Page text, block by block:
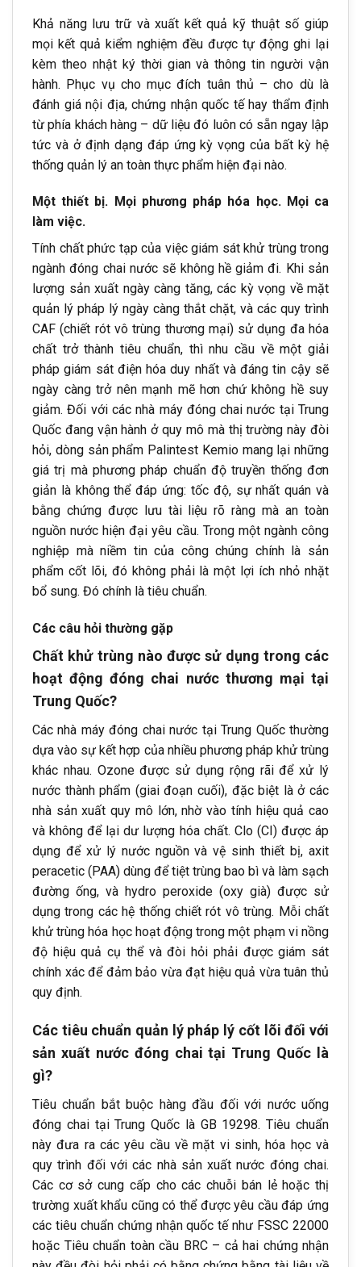
Khả năng lưu trữ và xuất kết quả kỹ thuật số giúp
mọi kết quả kiểm nghiệm đều được tự động ghi lại
kèm theo nhật ký thời gian và thông tin người vận
hành. Phục vụ cho mục đích tuân thủ – cho dù là
đánh giá nội địa, chứng nhận quốc tế hay thẩm định
từ phía khách hàng – dữ liệu đó luôn có sẵn ngay lập
tức và ở định dạng đáp ứng kỳ vọng của bất kỳ hệ
thống quản lý an toàn thực phẩm hiện đại nào.
Một thiết bị. Mọi phương pháp hóa học. Mọi ca
làm việc.
Tính chất phức tạp của việc giám sát khử trùng trong
ngành đóng chai nước sẽ không hề giảm đi. Khi sản
lượng sản xuất ngày càng tăng, các kỳ vọng về mặt
quản lý pháp lý ngày càng thắt chặt, và các quy trình
CAF (chiết rót vô trùng thương mại) sử dụng đa hóa
chất trở thành tiêu chuẩn, thì nhu cầu về một giải
pháp giám sát điện hóa duy nhất và đáng tin cậy sẽ
ngày càng trở nên mạnh mẽ hơn chứ không hề suy
giảm. Đối với các nhà máy đóng chai nước tại Trung
Quốc đang vận hành ở quy mô mà thị trường này đòi
hỏi, dòng sản phẩm Palintest Kemio mang lại những
giá trị mà phương pháp chuẩn độ truyền thống đơn
giản là không thể đáp ứng: tốc độ, sự nhất quán và
bằng chứng được lưu tài liệu rõ ràng mà an toàn
nguồn nước hiện đại yêu cầu. Trong một ngành công
nghiệp mà niềm tin của công chúng chính là sản
phẩm cốt lõi, đó không phải là một lợi ích nhỏ nhặt
bổ sung. Đó chính là tiêu chuẩn.
Các câu hỏi thường gặp
Chất khử trùng nào được sử dụng trong các
hoạt động đóng chai nước thương mại tại
Trung Quốc?
Các nhà máy đóng chai nước tại Trung Quốc thường
dựa vào sự kết hợp của nhiều phương pháp khử trùng
khác nhau. Ozone được sử dụng rộng rãi để xử lý
nước thành phẩm (giai đoạn cuối), đặc biệt là ở các
nhà sản xuất quy mô lớn, nhờ vào tính hiệu quả cao
và không để lại dư lượng hóa chất. Clo (CI) được áp
dụng để xử lý nước nguồn và vệ sinh thiết bị, axit
peracetic (PAA) dùng để tiệt trùng bao bì và làm sạch
đường ống, và hydro peroxide (oxy già) được sử
dụng trong các hệ thống chiết rót vô trùng. Mỗi chất
khử trùng hóa học hoạt động trong một phạm vi nồng
độ hiệu quả cụ thể và đòi hỏi phải được giám sát
chính xác để đảm bảo vừa đạt hiệu quả vừa tuân thủ
quy định.
Các tiêu chuẩn quản lý pháp lý cốt lõi đối với
sản xuất nước đóng chai tại Trung Quốc là
gì?
Tiêu chuẩn bắt buộc hàng đầu đối với nước uống
đóng chai tại Trung Quốc là GB 19298. Tiêu chuẩn
này đưa ra các yêu cầu về mặt vi sinh, hóa học và
quy trình đối với các nhà sản xuất nước đóng chai.
Các cơ sở cung cấp cho các chuỗi bán lẻ hoặc thị
trường xuất khẩu cũng có thể được yêu cầu đáp ứng
các tiêu chuẩn chứng nhận quốc tế như FSSC 22000
hoặc Tiêu chuẩn toàn cầu BRC – cả hai chứng nhận